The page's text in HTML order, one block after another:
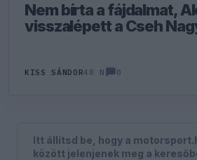
Nem bírta a fájdalmat,
visszalépett a Cseh
KISS SÁNDOR48 N 0
Itt állítsd be, hogy a
között jelenjenek meg a